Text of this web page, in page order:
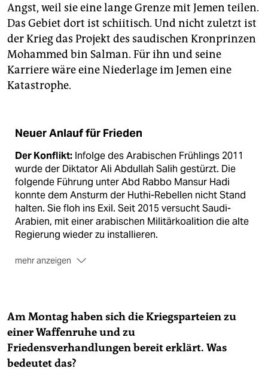
Angst, weil sie eine lange Grenze mit Jemen teilen.
Das Gebiet dort ist schiitisch. Und nicht zuletzt ist
der Krieg das Projekt des saudischen Kronprinzen
Mohammed bin Salman. Für ihn und seine
Karriere wäre eine Niederlage im Jemen eine
Katastrophe.
Neuer Anlauf für Frieden
Der Konflikt: Infolge des Arabischen Frühlings 2011
wurde der Diktator Ali Abdullah Salih gestürzt. Die
folgende Führung unter Abd Rabbo Mansur Hadi
konnte dem Ansturm der Huthi-Rebellen nicht Stand
halten. Sie floh ins Exil. Seit 2015 versucht Saudi-
Arabien, mit einer arabischen Militärkoalition die alte
Regierung wieder zu installieren.
mehr anzeigen
Die Friedensgespräche:Am Montag erklärten sich
beide Parteien zu einer Waffenruhe und
Verhandlungen bereit. Der UN-Sondergesandte
Martin Griffith hatte sich darum bemüht. Die letzte
Am Montag haben sich die Kriegsparteien zu
einer Waffenruhe und zu
Friedensverhandlungen bereit erklärt. Was
bedeutet das?